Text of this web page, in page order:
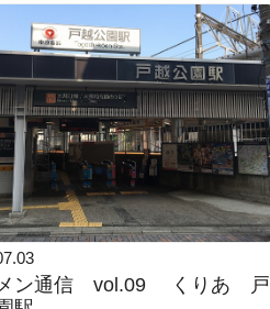
ン通信 vol.09 くりあ 戸